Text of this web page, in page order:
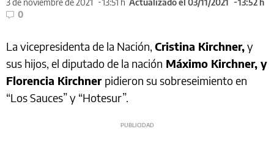
3 de noviembre de 2021
13:51 h Actualizado el 03/11/2021
13:52 h
0
La vicepresidenta de la Nación, Cristina Kirchner,y
sus hijos, el diputado de la nación Máximo Kirchner, y
Florencia Kirchner pidieron su sobreseimiento en
“Los Sauces” y “Hotesur”.